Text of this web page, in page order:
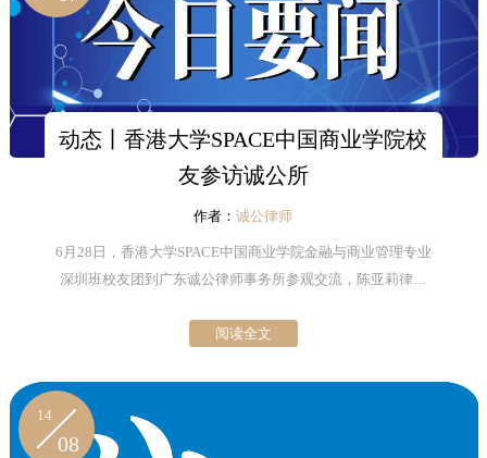
动态丨香港大学SPACE中国商业学院校
友参访诚公所
作者：诚公律师
6月28日，香港大学SPACE中国商业学院金融与商业管理专业
深圳班校友团到广东诚公律师事务所参观交流，陈亚莉律师
阅读全文
14
08